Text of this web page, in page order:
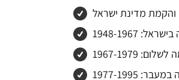
מדינת ישראל
1948-1967
1967-1979
1977-1995